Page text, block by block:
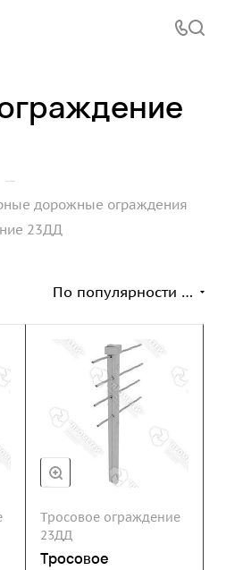
—
дорожные ограждения
23ДД
По популярности (возрастание)
Тросовое ограждение
23ДД
Тросовое